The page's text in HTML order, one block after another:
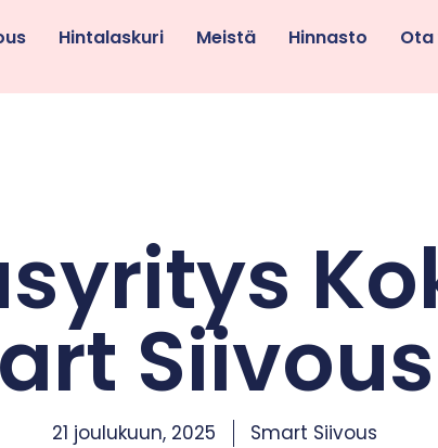
Hintalaskuri Meistä Hinnasto
21 joulukuun, 2025 Smart Siivous